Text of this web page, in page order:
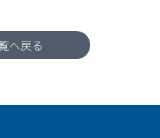
へ戻る